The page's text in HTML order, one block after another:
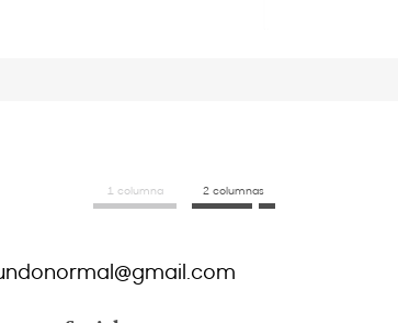
1 columna 2 columnas